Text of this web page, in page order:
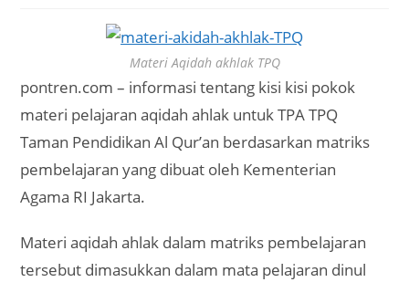
Materi Aqidah akhlak TPQ
pontren.com – informasi tentang kisi kisi pokok
materi pelajaran aqidah ahlak untuk TPA TPQ
Taman Pendidikan Al Qur’an berdasarkan matriks
pembelajaran yang dibuat oleh Kementerian
Agama RI Jakarta.
Materi aqidah ahlak dalam matriks pembelajaran
tersebut dimasukkan dalam mata pelajaran dinul